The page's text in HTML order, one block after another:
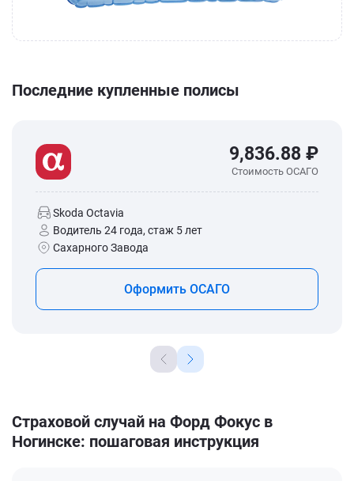
Последние купленные полисы
9,836.88 ₽
Стоимость ОСАГО
Skoda Octavia
Водитель 24 года, стаж 5 лет
Сахарного Завода
Оформить ОСАГО
Страховой случай на Форд Фокус в
Ногинске: пошаговая инструкция